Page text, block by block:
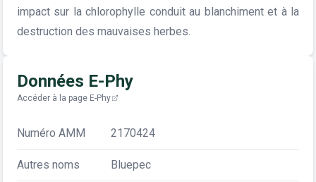
impact sur la chlorophylle conduit au blanchiment et à la
destruction des mauvaises herbes.
Données E-Phy
Accéder à la page E-Phy
Numéro AMM 2170424
Autres noms Bluepec